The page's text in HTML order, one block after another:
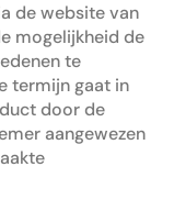
de website van
mogelijkheid de
te
termijn gaat in
door de
aangewezen